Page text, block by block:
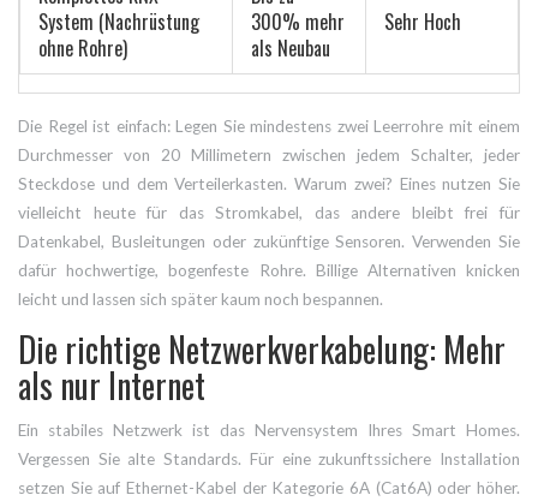
System (Nachrüstung
ohne Rohre)
300% mehr
als Neubau
Sehr Hoch
Die Regel ist einfach: Legen Sie mindestens zwei Leerrohre mit einem
Durchmesser von 20 Millimetern zwischen jedem Schalter, jeder
Steckdose und dem Verteilerkasten. Warum zwei? Eines nutzen Sie
vielleicht heute für das Stromkabel, das andere bleibt frei für
Datenkabel, Busleitungen oder zukünftige Sensoren. Verwenden Sie
dafür hochwertige, bogenfeste Rohre. Billige Alternativen knicken
leicht und lassen sich später kaum noch bespannen.
Die richtige Netzwerkverkabelung: Mehr
als nur Internet
Ein stabiles Netzwerk ist das Nervensystem Ihres Smart Homes.
Vergessen Sie alte Standards. Für eine zukunftssichere Installation
setzen Sie auf Ethernet-Kabel der Kategorie 6A (Cat6A) oder höher.